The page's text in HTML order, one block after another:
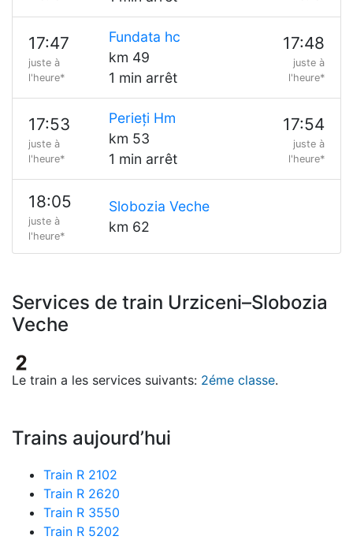
17:47
juste à
l'heure*
Fundata hc
km 49
1 min arrêt
17:48
juste à
l'heure*
17:53
juste à
l'heure*
Perieți Hm
km 53
1 min arrêt
17:54
juste à
l'heure*
18:05
juste à
l'heure*
Slobozia Veche
km 62
Services de train Urziceni–Slobozia
Veche
Le train a les services suivants: 2éme classe.
Trains aujourd’hui
Train R 2102
Train R 2620
Train R 3550
Train R 5202